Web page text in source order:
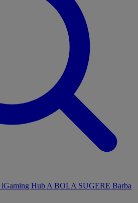
iGaming Hub A BOLA SUGERE Barba